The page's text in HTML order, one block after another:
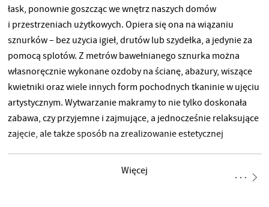
łask, ponownie goszcząc we wnętrz naszych domów
i przestrzeniach użytkowych. Opiera się ona na wiązaniu
sznurków – bez użycia igieł, drutów lub szydełka, a jedynie za
pomocą splotów. Z metrów bawełnianego sznurka można
własnoręcznie wykonane ozdoby na ścianę, abażury, wiszące
kwietniki oraz wiele innych form pochodnych tkaninie w ujęciu
artystycznym. Wytwarzanie makramy to nie tylko doskonała
zabawa, czy przyjemne i zajmujące, a jednocześnie relaksujące
zajęcie, ale także sposób na zrealizowanie estetycznej
i designu, które może stać się początkiem i wprowadzeniem do
sztuki tkaniny użytkowej. Podczas trzech spotkań wytworzymy
Więcej